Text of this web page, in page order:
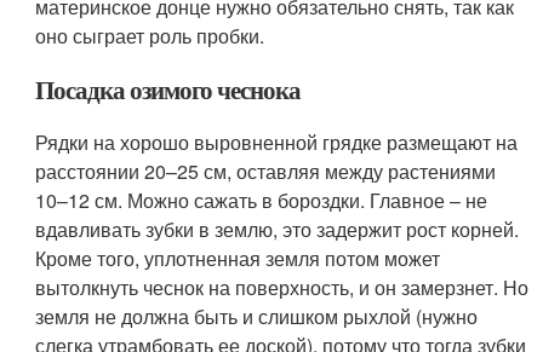
материнское донце нужно обязательно снять, так как
оно сыграет роль пробки.
Посадка озимого чеснока
Рядки на хорошо выровненной грядке размещают на
расстоянии 20–25 см, оставляя между растениями
10–12 см. Можно сажать в бороздки. Главное – не
вдавливать зубки в землю, это задержит рост корней.
Кроме того, уплотненная земля потом может
вытолкнуть чеснок на поверхность, и он замерзнет. Но
земля не должна быть и слишком рыхлой (нужно
слегка утрамбовать ее доской), потому что тогда зубки